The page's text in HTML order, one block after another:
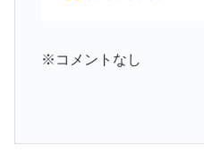
※コメントなし